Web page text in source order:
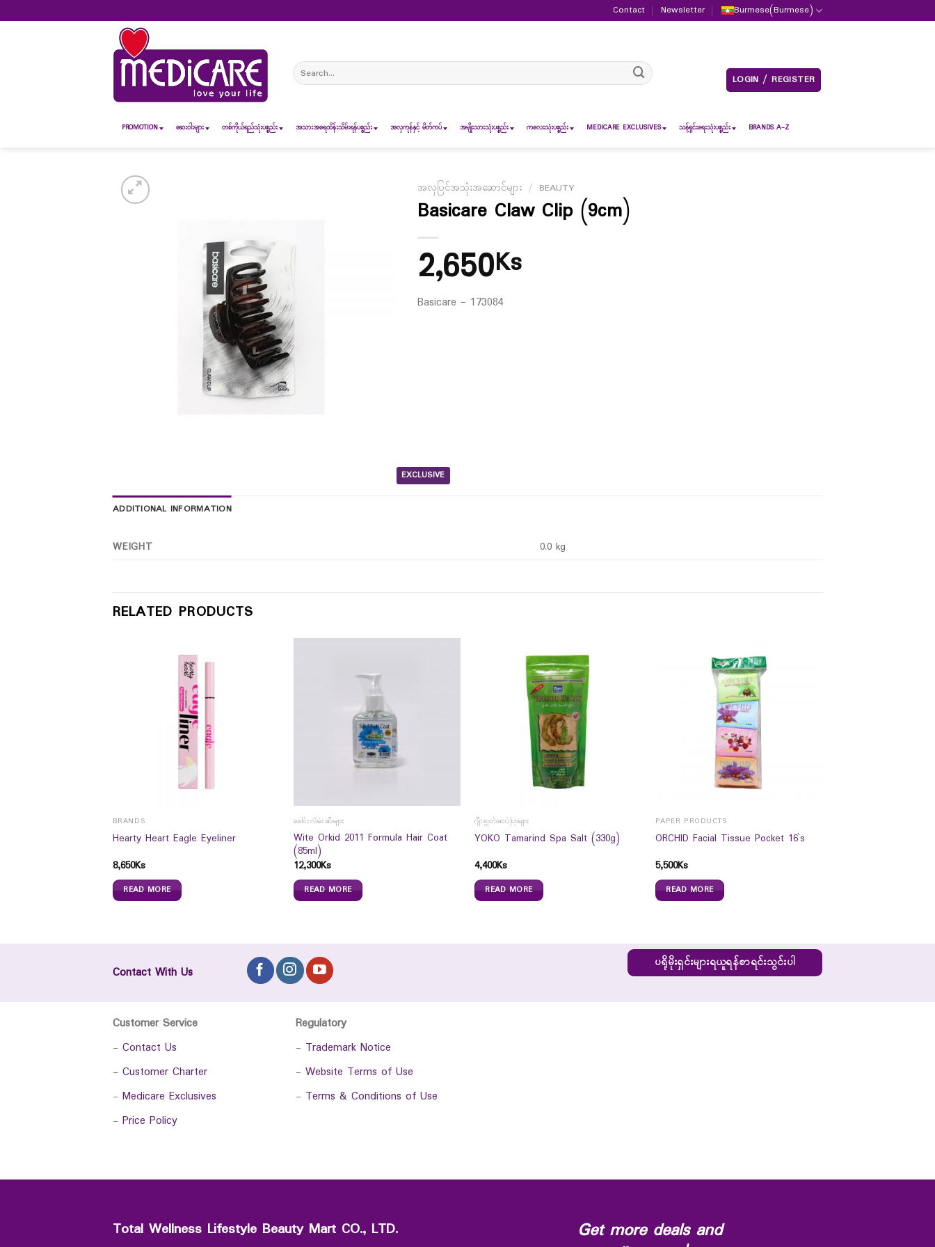
to
Contact Newsletter Burmese(Burmese)
Search
for:
LOGIN / REGISTER
PROMOTION ဆေး၀ါးများ တစ်ကိုယ်ရည်သုံးပစ္စည်း အသားအရေထိန်းသိမ်းရန်ပစ္စည်း အလှကုန်နှင့် မိတ်ကပ် အမျိုးသားသုံးပစ္စည်း ကလေးသုံးပစ္စည်း MEDICARE EXCLUSIVES သန့်ရှင်းရေးသုံးပစ္စည်း BRANDS A-Z
EXCLUSIVE
အလှပြင်အသုံးအဆောင်များ / BEAUTY
Basicare Claw Clip (9cm)
2,650Ks
Basicare – 173084
ADDITIONAL INFORMATION
WEIGHT 0.0 kg
RELATED PRODUCTS
BRANDS
Hearty Heart Eagle Eyeliner
8,650Ks
READ MORE
ခေါင်းလိမ်းဆီများ
Wite Orkid 2011 Formula Hair Coat
(85ml)
12,300Ks
READ MORE
ဂျီးချွတ်ဆပ်ပြာများ
YOKO Tamarind Spa Salt (330g)
4,400Ks
READ MORE
PAPER PRODUCTS
ORCHID Facial Tissue Pocket 16`s
5,500Ks
READ MORE
Contact With Us
ပရိုမိုးရှင်းများရယူရန်စာရင်းသွင်းပါ
Customer Service
- Contact Us
- Customer Charter
- Medicare Exclusives
- Price Policy
Regulatory
- Trademark Notice
- Website Terms of Use
- Terms & Conditions of Use
Total Wellness Lifestyle Beauty Mart CO., LTD.
Get more deals and